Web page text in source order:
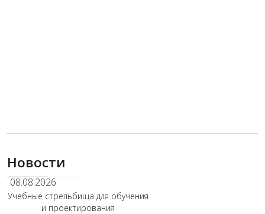
Новости
08.08.2026
Учебные стрельбища для обучения
и проектирования